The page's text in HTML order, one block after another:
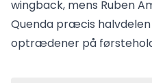
wingback, mens Ruben
Quenda præcis
optrædener på